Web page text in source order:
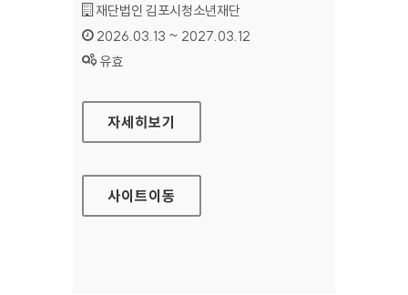
기관명 :
재단법인 김포시청소년재단
인증기간 :
2026.03.13 ~ 2027.03.12
상태 :
유효
김포시청소년재단
자세히보기
사이트이동